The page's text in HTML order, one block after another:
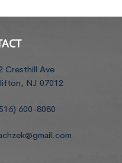
Cresthill Ave
NJ 07012
600-8080